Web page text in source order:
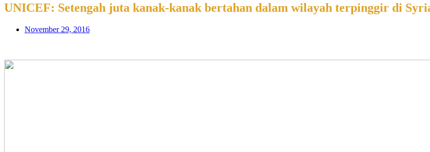
UNICEF: Setengah juta kanak-kanak bertahan dalam wilayah terpinggir di
November 29, 2016